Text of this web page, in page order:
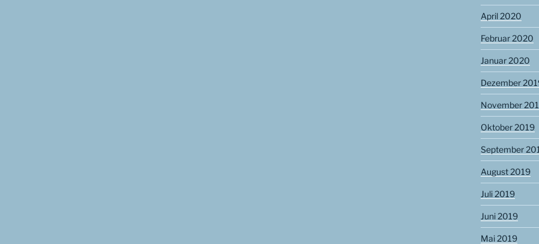
April 2020
Februar 2020
Januar 2020
Dezember
November
Oktober 2019
September
August 2019
Juli 2019
Juni 2019
Mai 2019